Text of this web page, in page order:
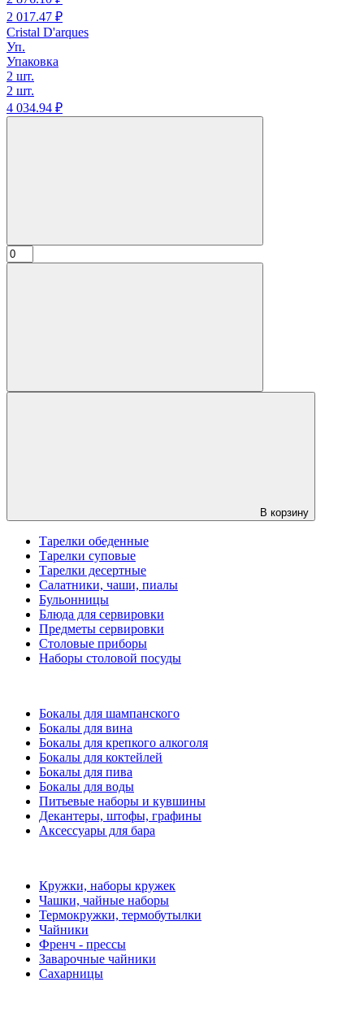
2 017.47 ₽
Cristal D'arques
Уп.
Упаковка
2 шт.
2 шт.
4 034.94 ₽
В корзину
Тарелки обеденные
Тарелки суповые
Тарелки десертные
Салатники, чаши, пиалы
Бульонницы
Блюда для сервировки
Предметы сервировки
Столовые приборы
Наборы столовой посуды
Бокалы для шампанского
Бокалы для вина
Бокалы для крепкого алкоголя
Бокалы для коктейлей
Бокалы для пива
Бокалы для воды
Питьевые наборы и кувшины
Декантеры, штофы, графины
Аксессуары для бара
Кружки, наборы кружек
Чашки, чайные наборы
Термокружки, термобутылки
Чайники
Френч - прессы
Заварочные чайники
Сахарницы